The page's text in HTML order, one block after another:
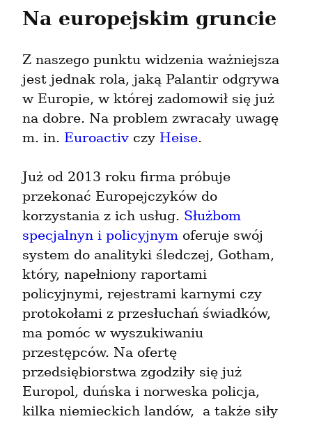
Na europejskim gruncie
Z naszego punktu widzenia ważniejsza
jest jednak rola, jaką Palantir odgrywa
w Europie, w której zadomowił się już
na dobre. Na problem zwracały uwagę
m. in. Euroactiv czy Heise.
Już od 2013 roku firma próbuje
przekonać Europejczyków do
korzystania z ich usług. Służbom
specjalnyn i policyjnym oferuje swój
system do analityki śledczej, Gotham,
który, napełniony raportami
policyjnymi, rejestrami karnymi czy
protokołami z przesłuchań świadków,
ma pomóc w wyszukiwaniu
przestępców. Na ofertę
przedsiębiorstwa zgodziły się już
Europol, duńska i norweska policja,
kilka niemieckich landów,  a także siły